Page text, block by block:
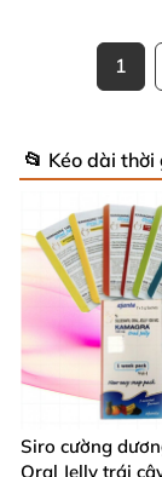
1
📂 Kéo dài thời
Siro cường
Oral Jelly trái